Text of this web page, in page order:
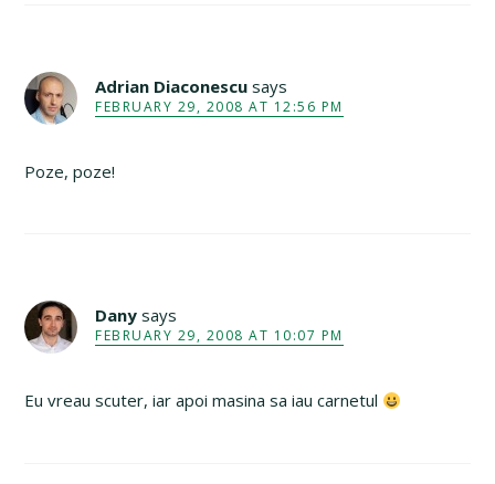
Adrian Diaconescu says
FEBRUARY 29, 2008 AT 12:56 PM
Poze, poze!
Dany says
FEBRUARY 29, 2008 AT 10:07 PM
Eu vreau scuter, iar apoi masina sa iau carnetul